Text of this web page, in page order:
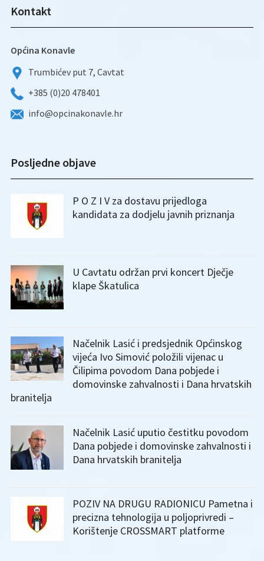
Kontakt
Općina Konavle
Trumbićev put 7, Cavtat
+385 (0)20 478401
info@opcinakonavle.hr
Posljedne objave
P O Z I V za dostavu prijedloga
kandidata za dodjelu javnih priznanja
U Cavtatu održan prvi koncert Dječje
klape Škatulica
Načelnik Lasić i predsjednik Općinskog
vijeća Ivo Simović položili vijenac u
Čilipima povodom Dana pobjede i
domovinske zahvalnosti i Dana hrvatskih
branitelja
Načelnik Lasić uputio čestitku povodom
Dana pobjede i domovinske zahvalnosti i
Dana hrvatskih branitelja
POZIV NA DRUGU RADIONICU Pametna i
precizna tehnologija u poljoprivredi –
Korištenje CROSSMART platforme